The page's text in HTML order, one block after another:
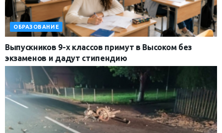
ОБРАЗОВАНИЕ
Выпускников 9-х классов примут в Высоком без
экзаменов и дадут стипендию